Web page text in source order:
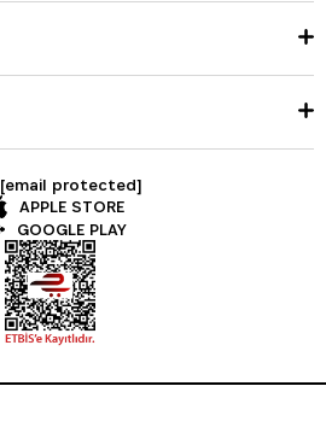
[email protected]
APPLE STORE
GOOGLE PLAY